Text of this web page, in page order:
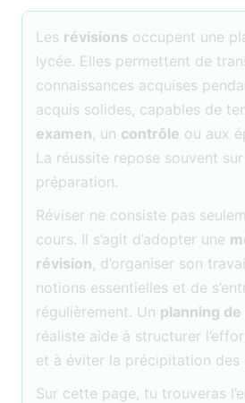
Les révisions occupent une
lycée. Elles permettent de
connaissances acquises
acquis solides, capables de
examen, un contrôle ou aux
La réussite repose souvent
préparation.
Réviser ne consiste pas
cours. Il s’agit d’adopter une
révision, d’organiser son
notions essentielles et de
régulièrement. Un planning
réaliste aide à structurer
et à éviter la précipitation des
Sur cette page, tu trouveras